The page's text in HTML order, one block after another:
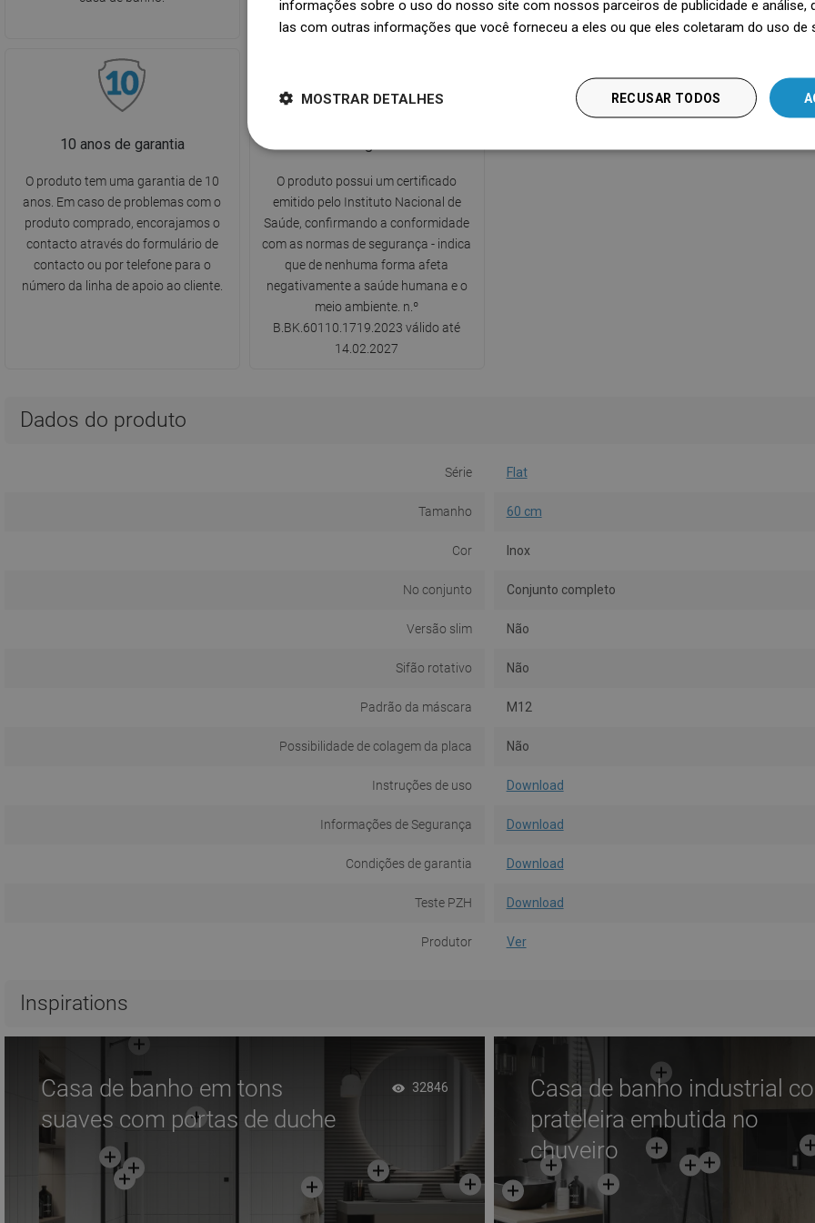
nível de
10 anos de garantia
O produto tem uma garantia de 10
anos. Em caso de problemas com o
produto comprado, encorajamos o
contacto através do formulário de
contacto ou por telefone para o
número da linha de apoio ao cliente.
O produto possui um certificado
emitido pelo Instituto Nacional de
Saúde, confirmando a conformidade
com as normas de segurança - indica
que de nenhuma forma afeta
negativamente a saúde humana e o
meio ambiente. n.º
B.BK.60110.1719.2023 válido até
14.02.2027
Dados do produto
Série Flat
Tamanho 60 cm
Cor Inox
No conjunto Conjunto completo
Versão slim Não
Sifão rotativo Não
Padrão da máscara M12
Possibilidade de colagem da placa Não
Instruções de uso Download
Informações de Segurança Download
Condições de garantia Download
Teste PZH Download
Produtor Ver
Inspirations
Casa de banho em tons
suaves com portas de duche
32846
Casa de banho industrial
prateleira embutida no
chuveiro
informações sobre o uso do nosso site com nossos parceiros de publicidade e análise,
las com outras informações que você forneceu a eles ou que eles coletaram do uso de
RECUSAR TODOS
MOSTRAR DETALHES